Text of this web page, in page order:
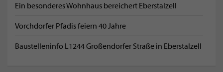
Ein besonderes Wohnhaus bereichert Eberstalzell
Vorchdorfer Pfadis feiern 40 Jahre
Baustelleninfo L1244 Großendorfer Straße in Eberstalzell